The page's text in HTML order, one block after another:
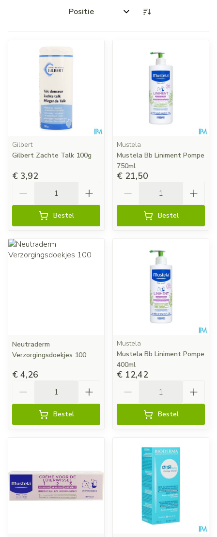
Sorteer op:
Gilbert
Gilbert Zachte Talk 100g
€ 3,92
Bestel
Mustela
Mustela Bb Liniment Pompe
750ml
€ 21,50
Bestel
Neutraderm
Verzorgingsdoekjes 100
€ 4,26
Bestel
Mustela
Mustela Bb Liniment Pompe
400ml
€ 12,42
Bestel